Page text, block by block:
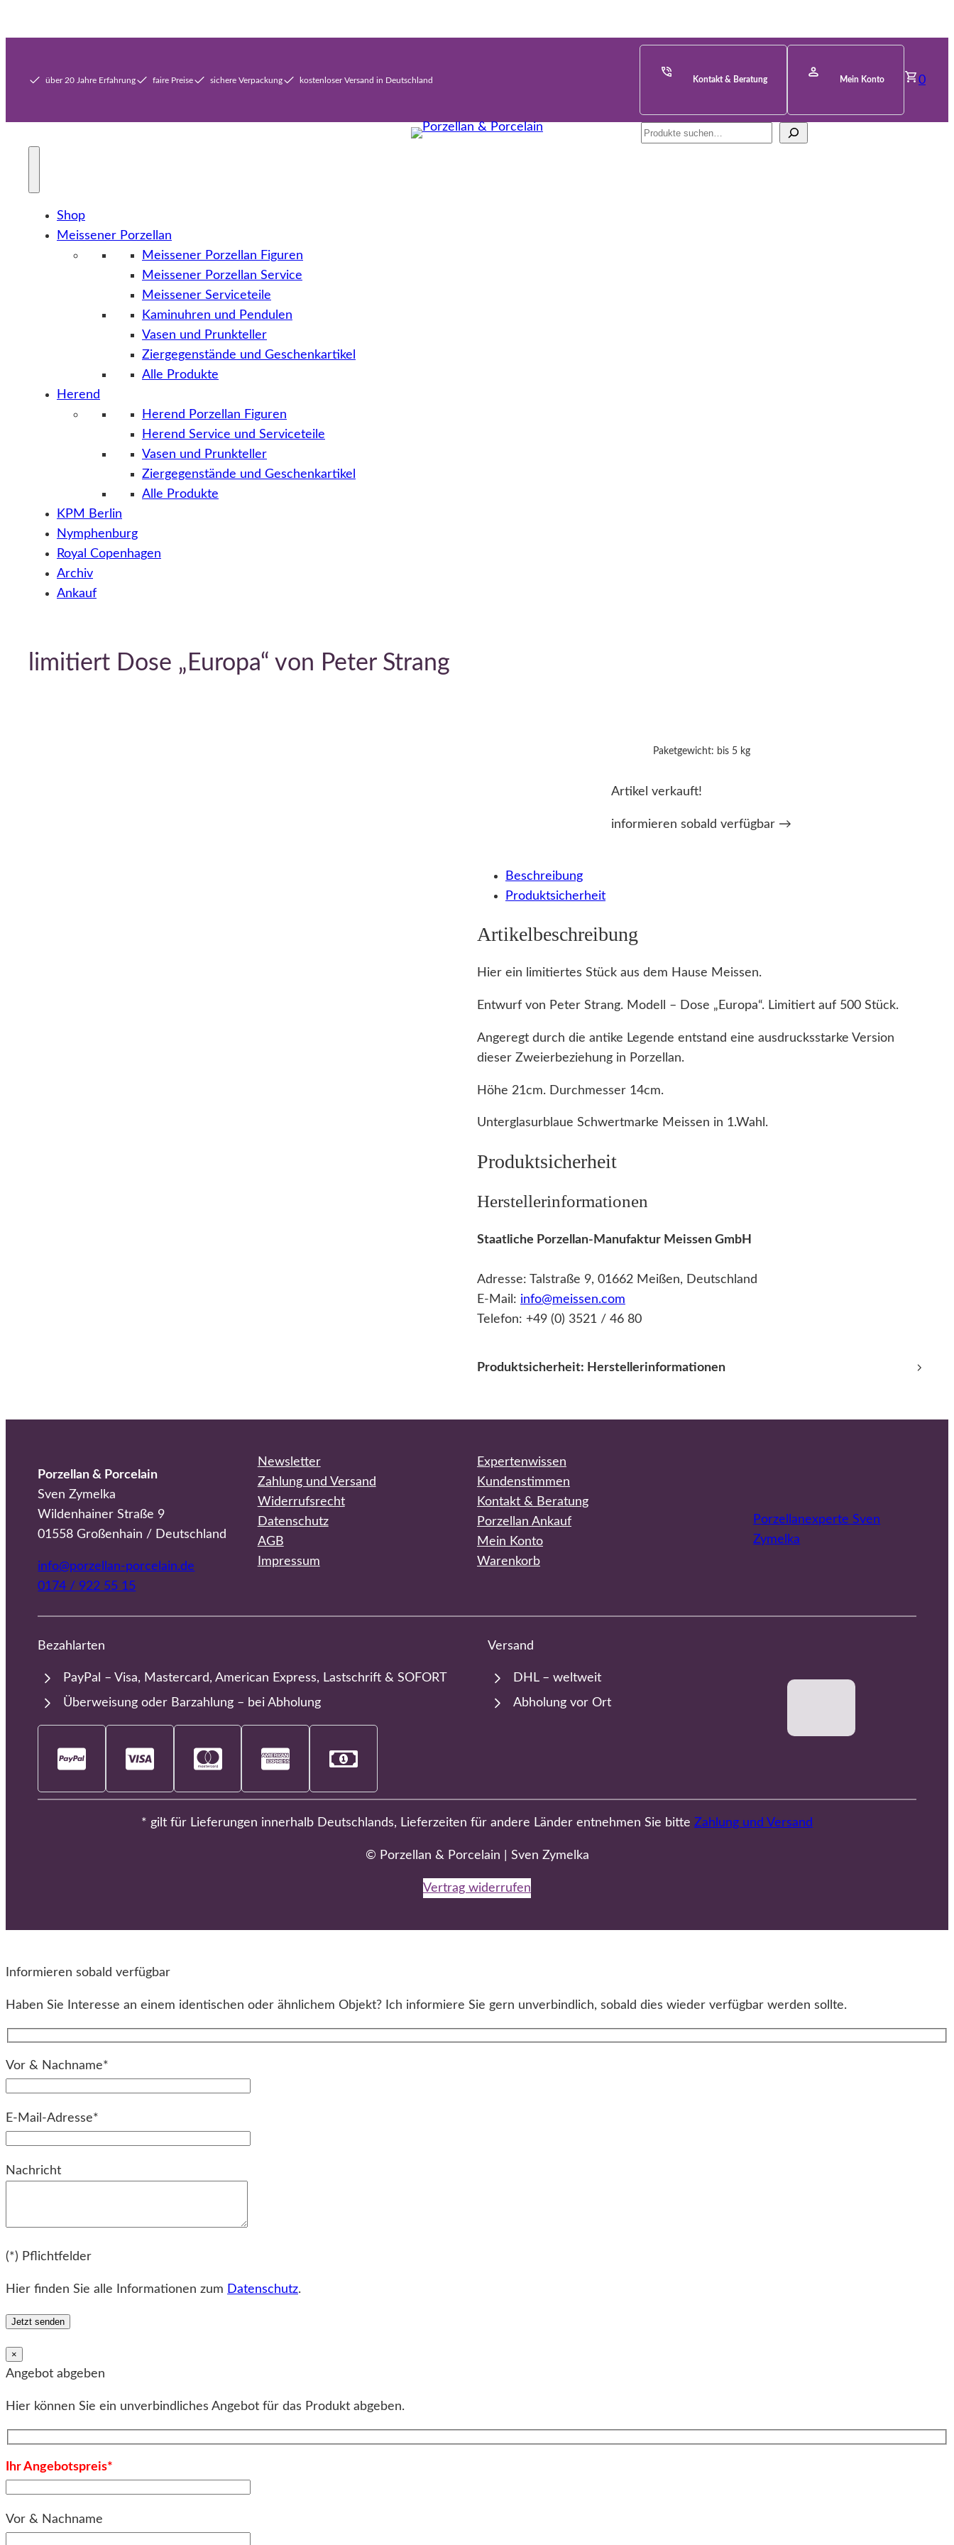
über 20 Jahre Erfahrung faire Preise sichere Verpackung kostenloser Versand in Deutschland Kontakt & Beratung Mein Konto 0
Suche
Shop
Meissener Porzellan
Meissener Porzellan Figuren
Meissener Porzellan Service
Meissener Serviceteile
Kaminuhren und Pendulen
Vasen und Prunkteller
Ziergegenstände und Geschenkartikel
Alle Produkte
Herend
Herend Porzellan Figuren
Herend Service und Serviceteile
Vasen und Prunkteller
Ziergegenstände und Geschenkartikel
Alle Produkte
KPM Berlin
Nymphenburg
Royal Copenhagen
Archiv
Ankauf
limitiert Dose „Europa“ von Peter Strang
Paketgewicht: bis 5 kg
Artikel verkauft!
informieren sobald verfügbar →
Beschreibung
Produktsicherheit
Artikelbeschreibung
Hier ein limitiertes Stück aus dem Hause Meissen.
Entwurf von Peter Strang. Modell – Dose „Europa“. Limitiert auf 500 Stück.
Angeregt durch die antike Legende entstand eine ausdrucksstarke Version
dieser Zweierbeziehung in Porzellan.
Höhe 21cm. Durchmesser 14cm.
Unterglasurblaue Schwertmarke Meissen in 1.Wahl.
Produktsicherheit
Herstellerinformationen
Staatliche Porzellan-Manufaktur Meissen GmbH
Adresse: Talstraße 9, 01662 Meißen, Deutschland
E-Mail: info@meissen.com
Telefon: +49 (0) 3521 / 46 80
Produktsicherheit: Herstellerinformationen
Porzellan & Porcelain
Sven Zymelka
Wildenhainer Straße 9
01558 Großenhain / Deutschland
info@porzellan-porcelain.de
0174 / 922 55 15
Newsletter
Zahlung und Versand
Widerrufsrecht
Datenschutz
AGB
Impressum
Expertenwissen
Kundenstimmen
Kontakt & Beratung
Porzellan Ankauf
Mein Konto
Warenkorb
Porzellanexperte Sven
Zymelka
Bezahlarten
PayPal – Visa, Mastercard, American Express, Lastschrift & SOFORT
Überweisung oder Barzahlung – bei Abholung
Versand
DHL – weltweit
Abholung vor Ort
* gilt für Lieferungen innerhalb Deutschlands, Lieferzeiten für andere Länder entnehmen Sie bitte Zahlung und Versand
© Porzellan & Porcelain | Sven Zymelka
Vertrag widerrufen
Informieren sobald verfügbar
Haben Sie Interesse an einem identischen oder ähnlichem Objekt? Ich informiere Sie gern unverbindlich, sobald dies wieder verfügbar werden sollte.
Vor & Nachname*
E-Mail-Adresse*
Nachricht
(*) Pflichtfelder
Hier finden Sie alle Informationen zum Datenschutz.
×
Angebot abgeben
Hier können Sie ein unverbindliches Angebot für das Produkt abgeben.
Ihr Angebotspreis*
Vor & Nachname